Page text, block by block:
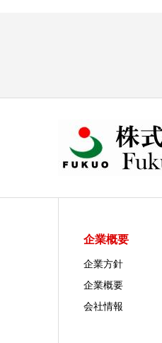
企業概要
企業方針
企業概要
会社情報